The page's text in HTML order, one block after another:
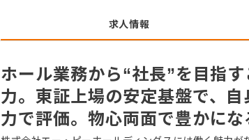
求人情報
ホール業務から“社長”を目指
力。東証上場の安定基盤で、
力で評価。物心両面で豊かにな